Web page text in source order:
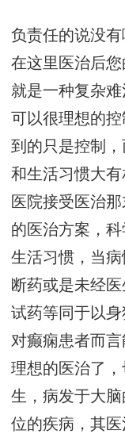
负责任的说没有
在这里医治后
就是一种复杂
可以很理想的
到的只是控制
和生活习惯大
医院接受医治
的医治方案，
生活习惯，当
断药或是未经
试药等同于以身
对癫痫患者而
理想的医治了
生，病发于大
位的疾病，其